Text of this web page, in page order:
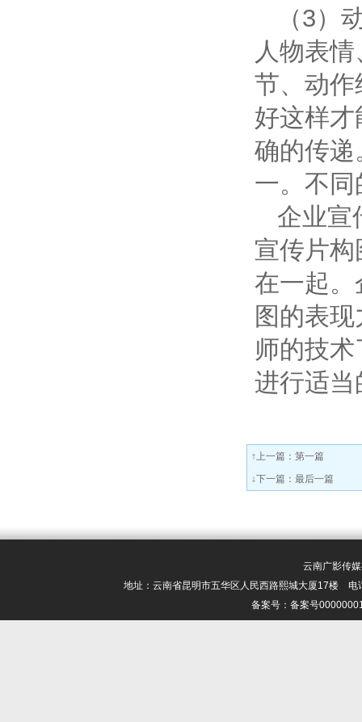
（3）
人物表
节、动
好这样
确的传
一。不
企业宣
宣传片
在一起。
图的表
师的技
进行适
↑上一篇：第一篇
↓下一篇：最后一篇
云南广影传
地址：云南省昆明市五华区人民西路熙城大厦17楼
备案号：备案号